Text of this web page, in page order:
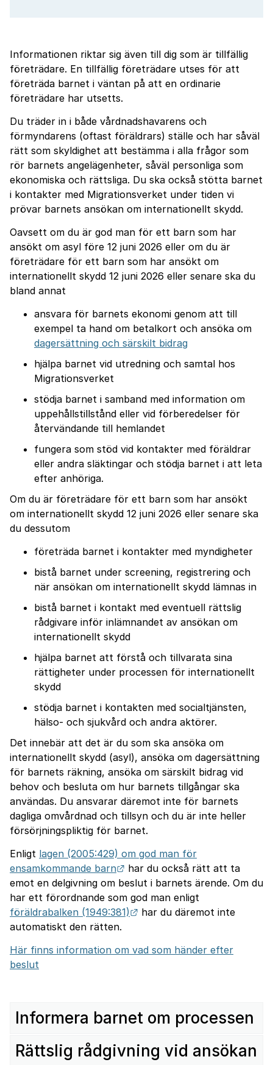
Informationen riktar sig även till dig som är tillfällig
företrädare. En tillfällig företrädare utses för att
företräda barnet i väntan på att en ordinarie
företrädare har utsetts.
Du träder in i både vårdnadshavarens och
förmyndarens (oftast föräldrars) ställe och har såväl
rätt som skyldighet att bestämma i alla frågor som
rör barnets angelägenheter, såväl personliga som
ekonomiska och rättsliga. Du ska också stötta barnet
i kontakter med Migrationsverket under tiden vi
prövar barnets ansökan om internationellt skydd.
Oavsett om du är god man för ett barn som har
ansökt om asyl före 12 juni 2026 eller om du är
företrädare för ett barn som har ansökt om
internationellt skydd 12 juni 2026 eller senare ska du
bland annat
ansvara för barnets ekonomi genom att till
exempel ta hand om betalkort och ansöka om
dagersättning och särskilt bidrag
hjälpa barnet vid utredning och samtal hos
Migrationsverket
stödja barnet i samband med information om
uppehållstillstånd eller vid förberedelser för
återvändande till hemlandet
fungera som stöd vid kontakter med föräldrar
eller andra släktingar och stödja barnet i att leta
efter anhöriga.
Om du är företrädare för ett barn som har ansökt
om internationellt skydd 12 juni 2026 eller senare ska
du dessutom
företräda barnet i kontakter med myndigheter
bistå barnet under screening, registrering och
när ansökan om internationellt skydd lämnas in
bistå barnet i kontakt med eventuell rättslig
rådgivare inför inlämnandet av ansökan om
internationellt skydd
hjälpa barnet att förstå och tillvarata sina
rättigheter under processen för internationellt
skydd
stödja barnet i kontakten med socialtjänsten,
hälso- och sjukvård och andra aktörer.
Det innebär att det är du som ska ansöka om
internationellt skydd (asyl), ansöka om dagersättning
för barnets räkning, ansöka om särskilt bidrag vid
behov och besluta om hur barnets tillgångar ska
användas. Du ansvarar däremot inte för barnets
dagliga omvårdnad och tillsyn och du är inte heller
försörjningspliktig för barnet.
Enligt lagen (2005:429) om god man för
ensamkommande barn
Länk till annan webbplats.
har du också rätt att ta
emot en delgivning om beslut i barnets ärende. Om du
har ett förordnande som god man enligt
föräldrabalken (1949:381)
Länk till annan webbplats.
har du däremot inte
automatiskt den rätten.
Här finns information om vad som händer efter
beslut
Infor­mera barnet om pro­cessen
Rättslig rådgivning vid ansökan